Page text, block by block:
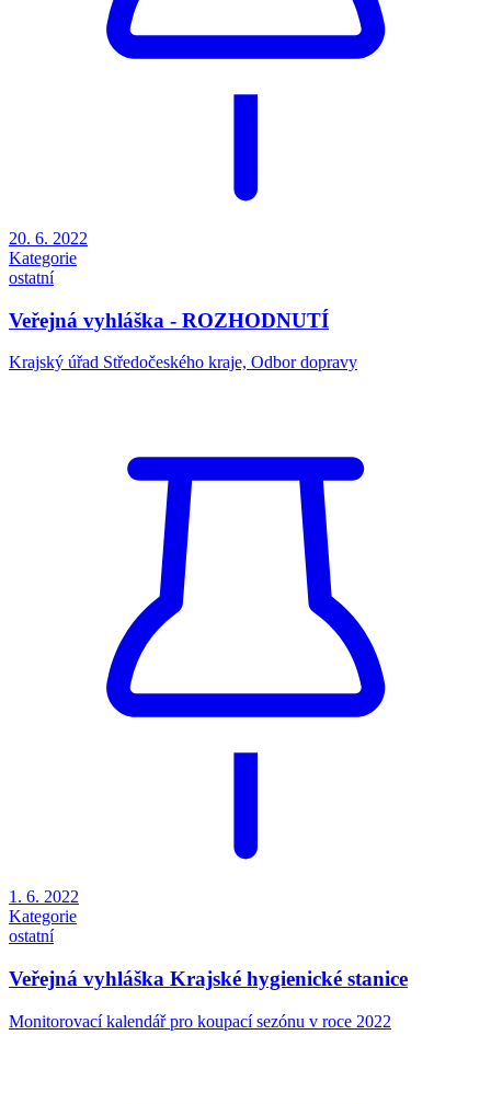
20. 6. 2022
Kategorie
ostatní
Veřejná vyhláška - ROZHODNUTÍ
Krajský úřad Středočeského kraje, Odbor dopravy
1. 6. 2022
Kategorie
ostatní
Veřejná vyhláška Krajské hygienické stanice
Monitorovací kalendář pro koupací sezónu v roce 2022